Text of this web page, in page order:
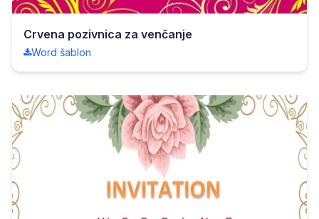
Crvena pozivnica za venčanje
Word šablon